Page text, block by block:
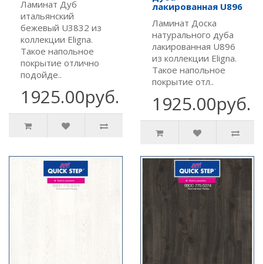
Ламинат Дуб
итальянский
бежевый U3832 из
коллекции Eligna.
Такое напольное
покрытие отлично
подойде..
1925.00руб.
лакированная U896
Ламинат Доска
натурального дуба
лакированная U896
из коллекции Eligna.
Такое напольное
покрытие отл..
1925.00руб.